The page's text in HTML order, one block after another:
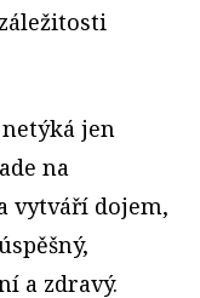
jen
na
vytváří dojem,
a zdravý.